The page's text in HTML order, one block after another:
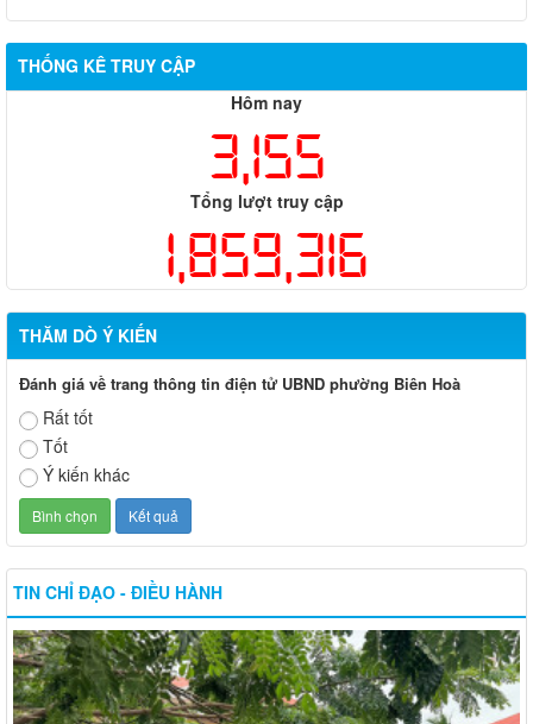
THỐNG KÊ TRUY CẬP
Hôm nay
3,155
Tổng lượt truy cập
1,859,316
THĂM DÒ Ý KIẾN
Đánh giá về trang thông tin điện tử UBND phường Biên Hoà
Rất tốt
Tốt
Ý kiến khác
TIN CHỈ ĐẠO - ĐIỀU HÀNH